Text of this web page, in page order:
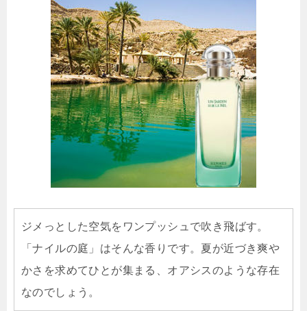
ジメっとした空気をワンプッシュで吹き飛ばす。
「ナイルの庭」はそんな香りです。夏が近づき爽や
かさを求めてひとが集まる、オアシスのような存在
なのでしょう。